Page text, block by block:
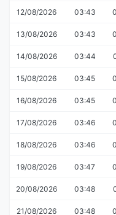
12/08/2026 03:43
13/08/2026 03:43
14/08/2026 03:44
15/08/2026 03:45
16/08/2026 03:45
17/08/2026 03:46
18/08/2026 03:46
19/08/2026 03:47
20/08/2026 03:48
21/08/2026 03:48